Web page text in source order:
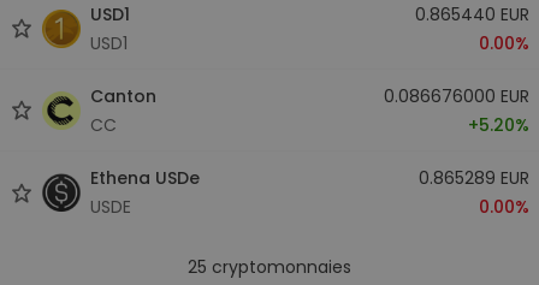
USD1
USD1
0.865440 EUR
0.00%
Canton
CC
0.086676000 EUR
+5.20%
Ethena USDe
USDE
0.865289 EUR
0.00%
25 cryptomonnaies